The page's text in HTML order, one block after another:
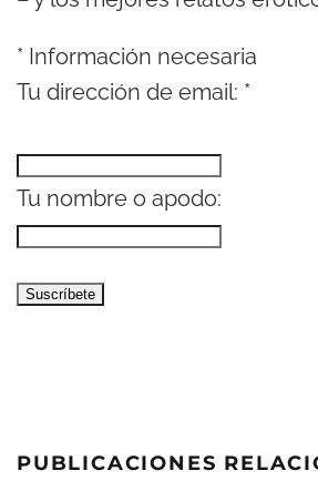
* Información necesaria
Tu dirección de email: *
Tu nombre o apodo:
PUBLICACIONES